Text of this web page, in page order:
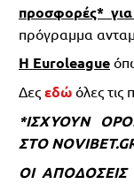
προσφορές*
πρόγραμμα
Η Euroleague
Δες εδώ όλες
*ΙΣΧΥΟΥΝ
ΣΤΟ
ΟΙ